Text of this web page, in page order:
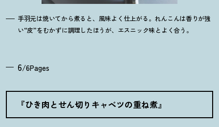
手羽元は焼いてから煮ると、風味よく仕上がる。れんこんは香りが強
い“皮”をむかずに調理したほうが、エスニック味とよく合う。
6/6Pages
『ひき肉とせん切りキャベツの重ね煮』